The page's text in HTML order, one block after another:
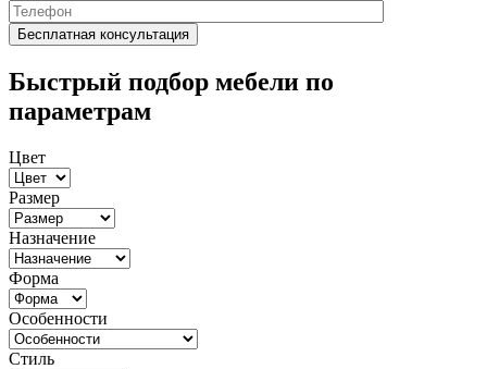
Быстрый подбор мебели по
параметрам
Цвет
Размер
Назначение
Форма
Особенности
Стиль